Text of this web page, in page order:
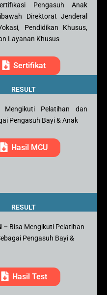
Pengasuh Anak
Direktorat Jenderal
Pendidikan Khusus,
Layanan Khusus
Sertifikat
RESULT
Pelatihan dan
Pengasuh Bayi & Anak
Hasil MCU
RESULT
– Bisa Mengikuti Pelatihan
Pengasuh Bayi &
Hasil Test